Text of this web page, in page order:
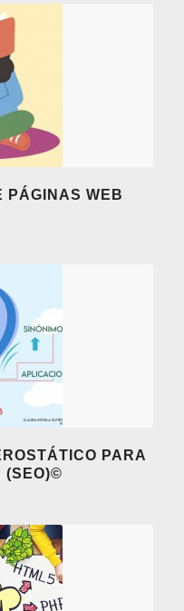
PÁGINAS WEB
PARA
(SEO)©